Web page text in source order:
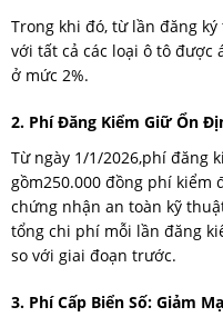
Trong khi đó, từ lần đăng
với tất cả các loại ô tô
ở mức 2%.
2. Phí Đăng Kiểm Giữ Ổn
Từ ngày 1/1/2026,phí đăng
gồm250.000 đồng phí kiểm
chứng nhận an toàn kỹ
tổng chi phí mỗi lần đăng
so với giai đoạn trước.
3. Phí Cấp Biển Số: Giảm